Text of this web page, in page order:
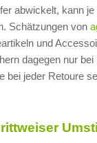
abwickelt, kann
Schätzungen von
und
dagegen nur bei
bei jeder Retoure